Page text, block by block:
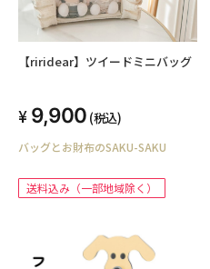
【riridear】ツイードミニバッグ
9,900 (税込)
バッグとお財布のSAKU-SAKU
送料込み（一部地域除く）